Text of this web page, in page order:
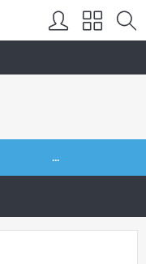
...